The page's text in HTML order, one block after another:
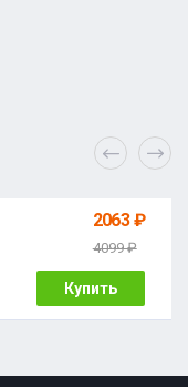
2063 ₽
4099 ₽
Купить